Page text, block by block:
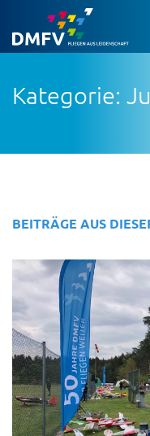
Kategorie:
BEITRÄGE AUS